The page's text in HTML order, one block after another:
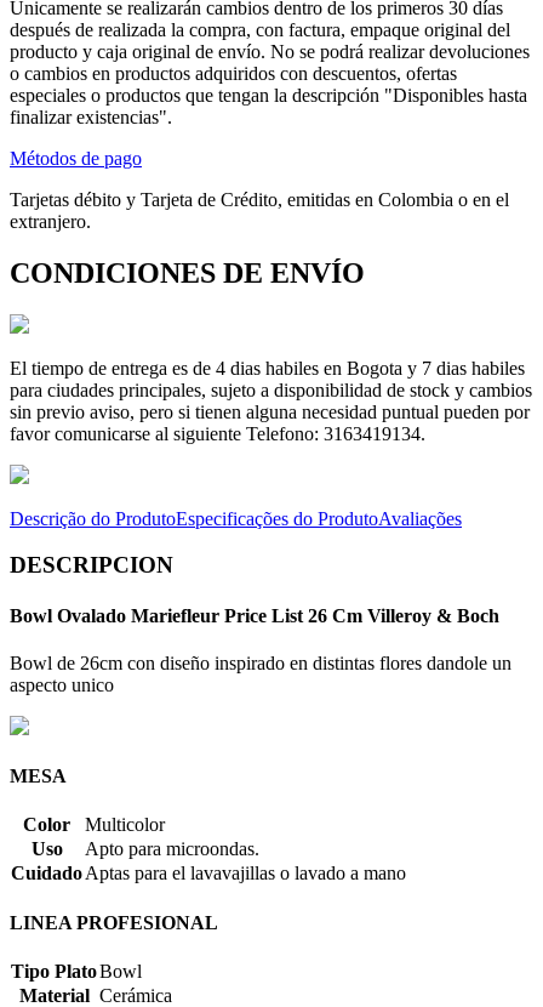
Únicamente se realizarán cambios dentro de los primeros 30 días
después de realizada la compra, con factura, empaque original del
producto y caja original de envío. No se podrá realizar devoluciones
o cambios en productos adquiridos con descuentos, ofertas
especiales o productos que tengan la descripción "Disponibles hasta
finalizar existencias".
Métodos de pago
Tarjetas débito y Tarjeta de Crédito, emitidas en Colombia o en el
extranjero.
CONDICIONES DE ENVÍO
El tiempo de entrega es de 4 dias habiles en Bogota y 7 dias habiles
para ciudades principales, sujeto a disponibilidad de stock y cambios
sin previo aviso, pero si tienen alguna necesidad puntual pueden por
favor comunicarse al siguiente Telefono: 3163419134.
Descrição do ProdutoEspecificações do ProdutoAvaliações
DESCRIPCION
Bowl Ovalado Mariefleur Price List 26 Cm Villeroy & Boch
Bowl de 26cm con diseño inspirado en distintas flores dandole un
aspecto unico
MESA
Color
Multicolor
Uso
Apto para microondas.
CuidadoAptas para el lavavajillas o lavado a mano
LINEA PROFESIONAL
Tipo PlatoBowl
Material Cerámica